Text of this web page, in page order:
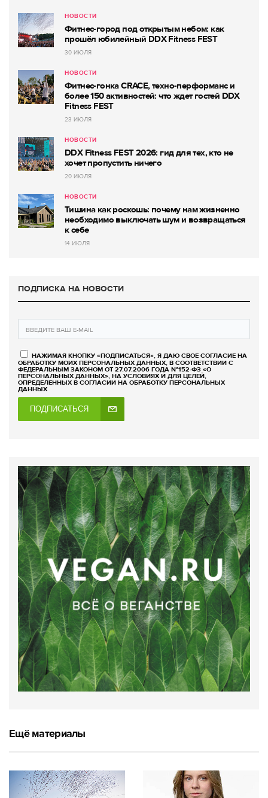
НОВОСТИ
Фитнес-город под открытым небом: как
прошёл юбилейный DDX Fitness FEST
30 ИЮЛЯ
НОВОСТИ
Фитнес-гонка CRACE, техно-перформанс и
более 150 активностей: что ждет гостей DDX
Fitness FEST
23 ИЮЛЯ
НОВОСТИ
DDX Fitness FEST 2026: гид для тех, кто не
хочет пропустить ничего
20 ИЮЛЯ
НОВОСТИ
Тишина как роскошь: почему нам жизненно
необходимо выключать шум и возвращаться
к себе
14 ИЮЛЯ
ПОДПИСКА НА НОВОСТИ
НАЖИМАЯ КНОПКУ «ПОДПИСАТЬСЯ», Я ДАЮ СВОЕ СОГЛАСИЕ НА
ОБРАБОТКУ МОИХ ПЕРСОНАЛЬНЫХ ДАННЫХ, В СООТВЕТСТВИИ С
ФЕДЕРАЛЬНЫМ ЗАКОНОМ ОТ 27.07.2006 ГОДА №152-ФЗ «О
ПЕРСОНАЛЬНЫХ ДАННЫХ», НА УСЛОВИЯХ И ДЛЯ ЦЕЛЕЙ,
ОПРЕДЕЛЕННЫХ В СОГЛАСИИ НА ОБРАБОТКУ ПЕРСОНАЛЬНЫХ
ДАННЫХ
ПОДПИСАТЬСЯ
Ещё материалы